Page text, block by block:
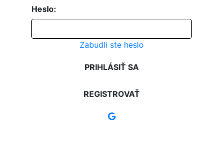
Heslo:
Zabudli ste heslo
PRIHLÁSIŤ SA
REGISTROVAŤ